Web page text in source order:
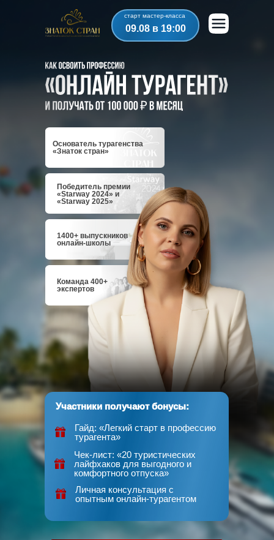
Команда 400+
экспертов
1400+ выпускников
онлайн-школы
Основатель турагенства
«Знаток стран»
Победитель премии
«Starway 2024» и
«Starway 2025»
старт мастер-класса
09.08 в 19:00
Участники получают бонусы:
Гайд: «Легкий старт в профессию
турагента»
Чек-лист: «20 туристических
лайфхаков для выгодного и
комфортного отпуска»
Личная консультация с
опытным онлайн-турагентом